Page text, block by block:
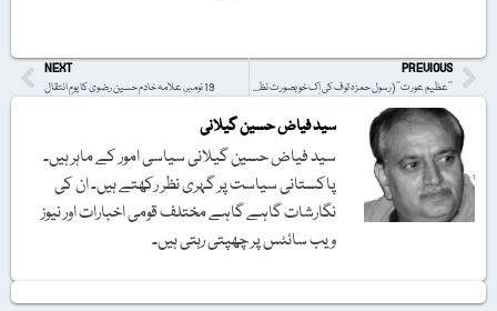
PREVIOUS
’’عظیم عورت‘‘ (رسول حمزہ توف کی اِک خوبصورت نظم کا ترجمہ)
NEXT
19 نومبر، علامہ خادم حسین رضوی کا یومِ انتقال
سید فیاض حسین گیلانی
سید فیاض حسین گیلانی سیاسی امور کے ماہر ہیں۔
پاکستانی سیاست پر گہری نظر رکھتے ہیں۔ ان کی
نگارشات گاہے گاہے مختلف قومی اخبارات اور نیوز
ویب سائٹس پر چھپتی رہتی ہیں۔